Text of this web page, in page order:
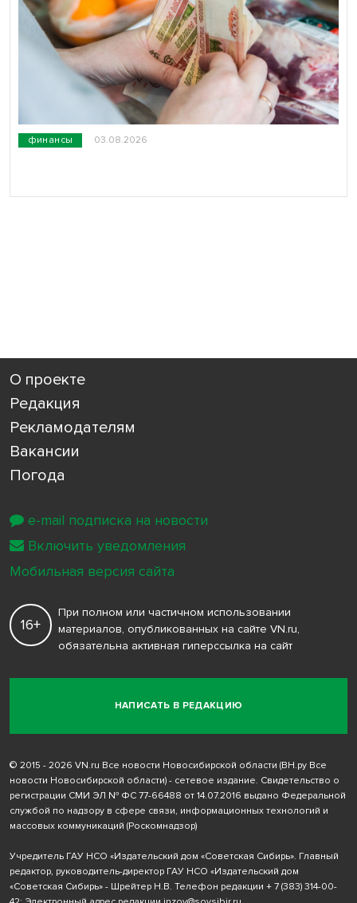
финансы 03.08.2026
О проекте
Редакция
Рекламодателям
Вакансии
Погода
НАПИСАТЬ В РЕДАКЦИЮ
16+
При полном или частичном использовании
материалов, опубликованных на сайте VN.ru,
обязательна активная гиперссылка на сайт
© 2015 - 2026 VN.ru Все новости Новосибирской области (ВН.ру Все
новости Новосибирской области) - сетевое издание. Свидетельство о
регистрации СМИ ЭЛ № ФС 77-66488 от 14.07.2016 выдано Федеральной
службой по надзору в сфере связи, информационных технологий и
массовых коммуникаций (Роскомнадзор)
Учредитель ГАУ НСО «Издательский дом «Советская Сибирь». Главный
редактор, руководитель-директор ГАУ НСО «Издательский дом
«Советская Сибирь» - Шрейтер Н.В. Телефон редакции + 7 (383) 314-00-
e-mail подписка на новости
Включить уведомления
Мобильная версия сайта